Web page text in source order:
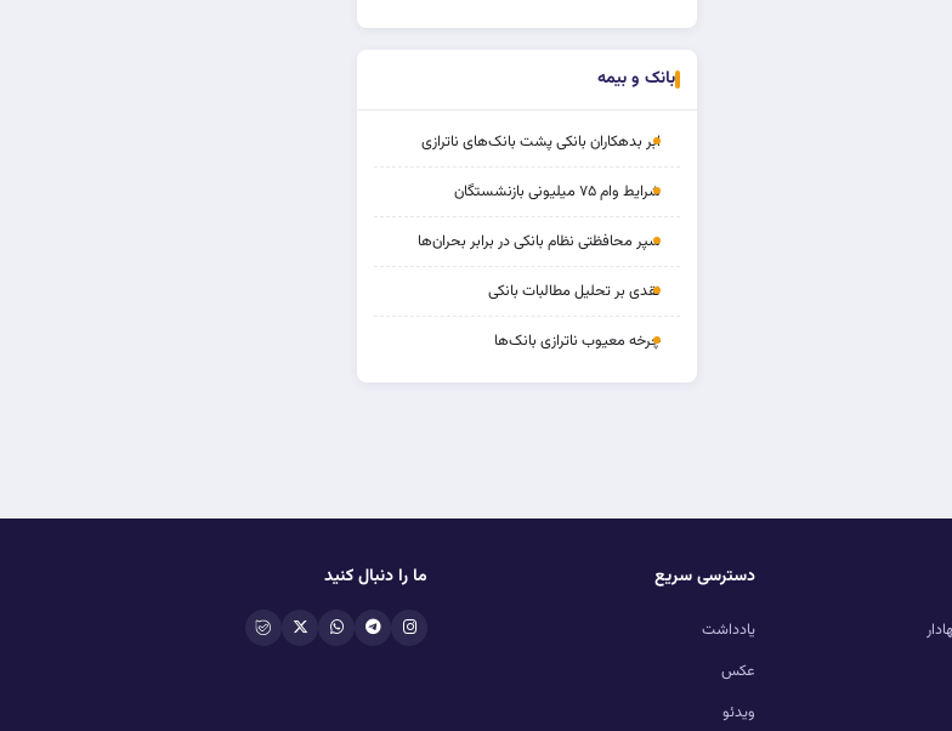
بانک و بیمه
ابر بدهکاران بانکی پشت بانک‌های ناترازی
شرایط وام ۷۵ میلیونی بازنشستگان
سپر محافظتی نظام بانکی در برابر بحران‌ها
نقدی بر تحلیل مطالبات بانکی
چرخه‌ معیوب ناترازی بانک‌ها
دسترسی سریع
یادداشت
عکس
ویدئو
ما را دنبال کنید